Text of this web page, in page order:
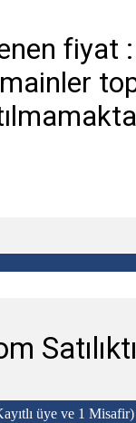
fiyat
üye ve 1 Misafir)